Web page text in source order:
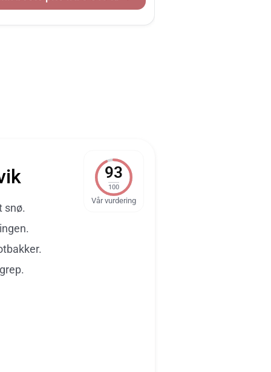
93
100
Vår vurdering
snø.